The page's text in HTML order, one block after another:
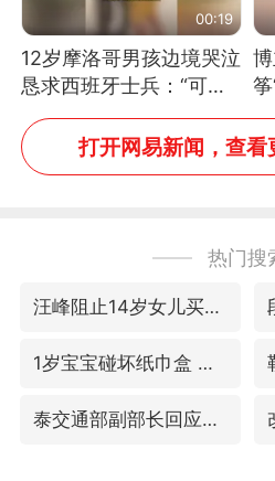
00:19
12岁摩洛哥男孩边境哭泣
恳求西班牙士兵：“可不
可以不要把我遣返回国”
吗
打开网易新闻，查看
热门搜
汪峰阻止14岁女儿买大牌
1岁宝宝碰坏纸巾盒 宝妈被索赔924元
泰交通部副部长回应中国人遭歧视手势